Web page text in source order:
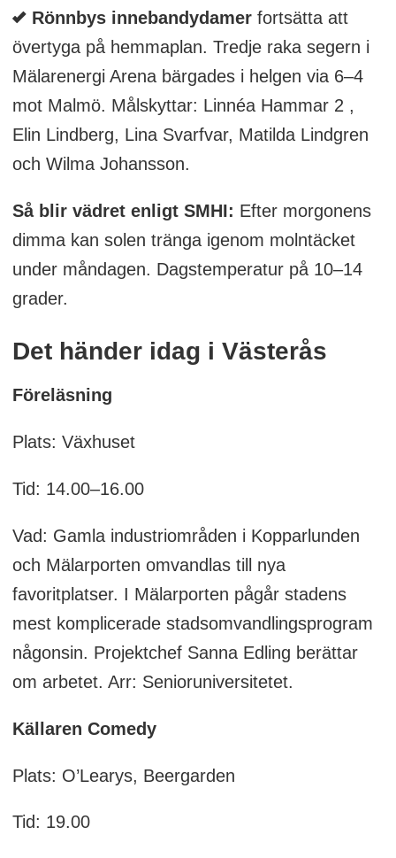
Rönnbys innebandydamerfortsätta att
övertyga på hemmaplan. Tredje raka segern i
Mälarenergi Arena bärgades i helgen via 6–4
mot Malmö. Målskyttar: Linnéa Hammar 2 ,
Elin Lindberg, Lina Svarfvar, Matilda Lindgren
och Wilma Johansson.
Så blir vädret enligt SMHI: Efter morgonens
dimma kan solen tränga igenom molntäcket
under måndagen. Dagstemperatur på 10–14
grader.
Det händer idag i Västerås
Föreläsning
Plats: Växhuset
Tid: 14.00–16.00
Vad: Gamla industriområden i Kopparlunden
och Mälarporten omvandlas till nya
favoritplatser. I Mälarporten pågår stadens
mest komplicerade stadsomvandlingsprogram
någonsin. Projektchef Sanna Edling berättar
om arbetet. Arr: Senioruniversitetet.
Källaren Comedy
Plats: O’Learys, Beergarden
Tid: 19.00